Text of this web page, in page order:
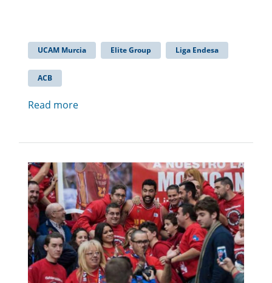
UCAM Murcia Elite Group Liga Endesa
ACB
Read more